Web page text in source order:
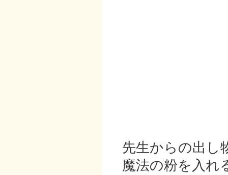
先生からの出し
魔法の粉を入れ